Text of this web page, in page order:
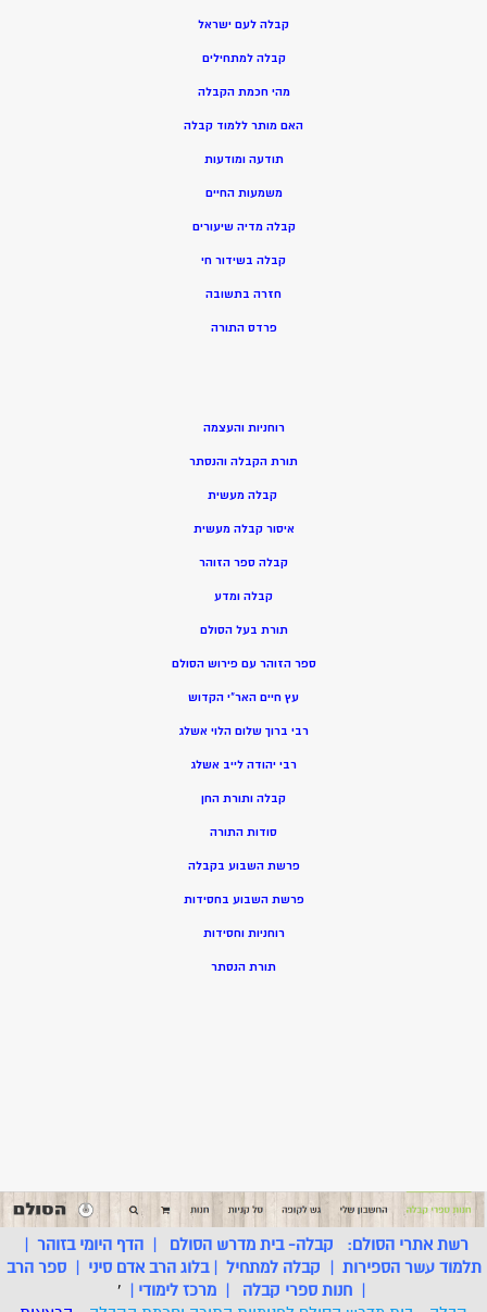
קבלה לעם ישראל
קבלה למתחילים
מהי חכמת הקבלה
האם מותר ללמוד קבלה
תודעה ומודעות
משמעות החיים
קבלה מדיה שיעורים
קבלה בשידור חי
חזרה בתשובה
פרדס התורה
רוחניות והעצמה
תורת הקבלה והנסתר
קבלה מעשית
איסור קבלה מעשית
קבלה ספר הזוהר
קבלה ומדע
תורת בעל הסולם
ספר הזוהר עם פירוש הסולם
עץ חיים האר”י הקדוש
רבי ברוך שלום הלוי אשלג
רבי יהודה לייב אשלג
קבלה ותורת החן
סודות התורה
פרשת השבוע בקבלה
פרשת השבוע בחסידות
רוחניות וחסידות
תורת הנסתר
רשת אתרי הסולם: קבלה- בית מדרש הסולם |הדף היומי בזוהר |
תלמוד עשר הספירות | קבלה למתחיל |בלוג הרב אדם סיני |ספר הרב
| חנות ספרי קבלה | מרכז לימודי |
'